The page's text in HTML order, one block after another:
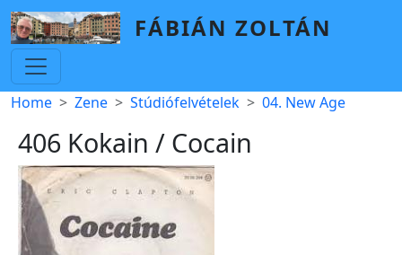
Skip to main content
FÁBIÁN ZOLTÁN
Breadcrumb
Home Zene Stúdiófelvételek 04. New Age
406 Kokain / Cocain